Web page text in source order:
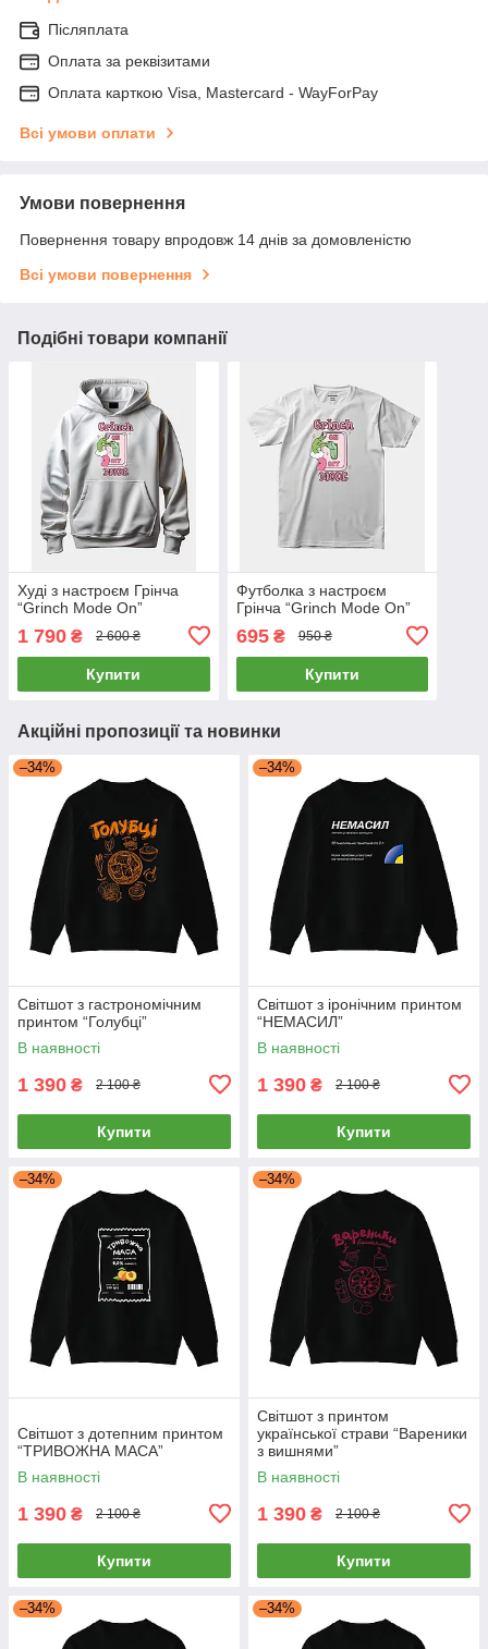
Післяплата
Оплата за реквізитами
Оплата карткою Visa, Mastercard - WayForPay
Всі умови оплати
Умови повернення
Повернення товару впродовж 14 днів за домовленістю
Всі умови повернення
Подібні товари компанії
Худі з настроєм Грінча
“Grinch Mode On”
1 790 ₴ 2 600 ₴
Купити
Футболка з настроєм
Грінча “Grinch Mode On”
695₴ 950 ₴
Купити
Акційні пропозиції та новинки
–34%
Світшот з гастрономічним
принтом “Голубці”
В наявності
1 390 ₴ 2 100 ₴
Купити
–34%
Світшот з іронічним принтом
“НЕМАСИЛ”
В наявності
1 390 ₴ 2 100 ₴
Купити
–34%
Світшот з дотепним принтом
“ТРИВОЖНА МАСА”
В наявності
1 390 ₴ 2 100 ₴
Купити
–34%
Світшот з принтом
української страви “Вареники
з вишнями”
В наявності
1 390 ₴ 2 100 ₴
Купити
–34% –34%